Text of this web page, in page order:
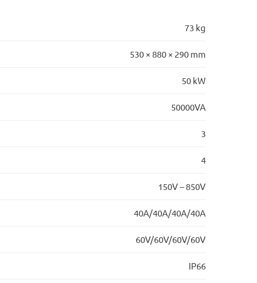
73 kg
530 × 880 × 290 mm
50 kW
50000VA
3
4
150V – 850V
40A/40A/40A/40A
60V/60V/60V/60V
IP66